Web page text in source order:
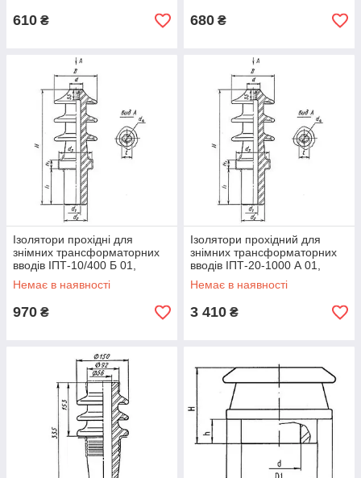
610 ₴ 680 ₴
Ізолятори прохідні для
знімних трансформаторних
вводів ІПТ-10/400 Б 01,
Ізолятор ІПТ-10/400 Б 01,
ІПТ-10/400
Немає в наявності
970 ₴
Ізолятори прохідний для
знімних трансформаторних
вводів ІПТ-20-1000 А 01,
Ізолятор ІПТ-20/1000 А 01
Немає в наявності
3 410 ₴